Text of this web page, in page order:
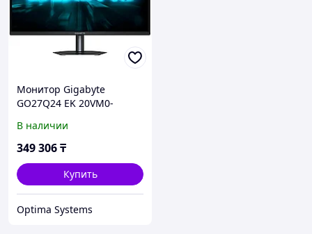
Монитор Gigabyte
GO27Q24 EK 20VM0-
QD-OLED, Quad HD
2560x1440 (16:9), 280 Гц
В наличии
349 306₸
Купить
Optima Systems